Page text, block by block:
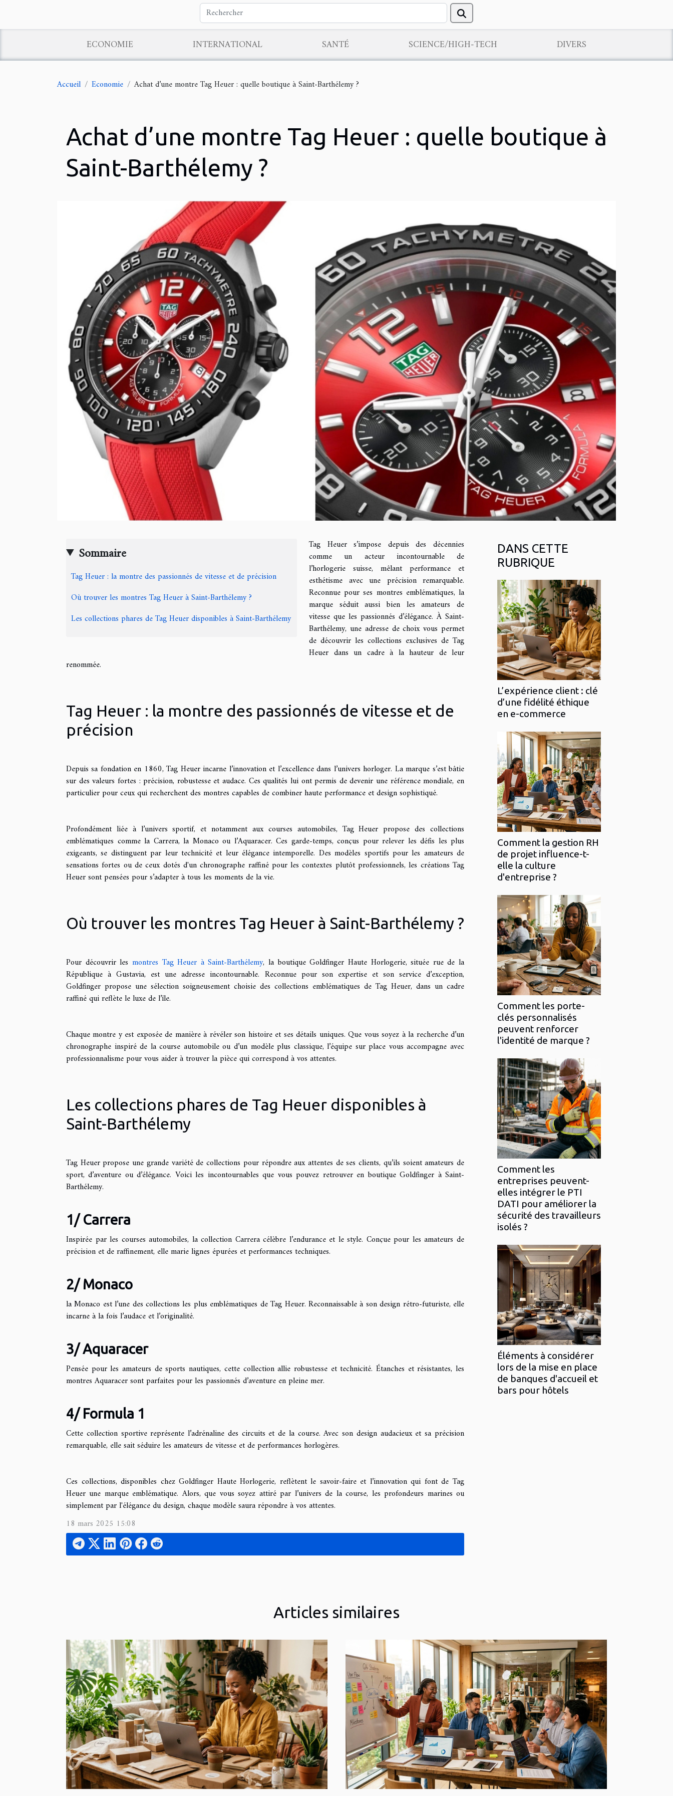
ECONOMIE INTERNATIONAL SANTÉ SCIENCE/HIGH-TECH DIVERS
Accueil Economie Achat d’une montre Tag Heuer : quelle boutique à Saint-Barthélemy ?
Achat d’une montre Tag Heuer : quelle boutique à
Saint-Barthélemy ?
Sommaire
Tag Heuer : la montre des passionnés de vitesse et de précision
Où trouver les montres Tag Heuer à Saint-Barthélemy ?
Les collections phares de Tag Heuer disponibles à Saint-Barthélemy
Tag Heuer s’impose depuis des décennies
comme un acteur incontournable de
l’horlogerie suisse, mêlant performance et
esthétisme avec une précision remarquable.
Reconnue pour ses montres emblématiques, la
marque séduit aussi bien les amateurs de
vitesse que les passionnés d’élégance. À Saint-
Barthélemy, une adresse de choix vous permet
de découvrir les collections exclusives de Tag
Heuer dans un cadre à la hauteur de leur
renommée.
Tag Heuer : la montre des passionnés de vitesse et de
précision
Depuis sa fondation en 1860, Tag Heuer incarne l’innovation et l’excellence dans l’univers horloger. La marque s’est bâtie
sur des valeurs fortes : précision, robustesse et audace. Ces qualités lui ont permis de devenir une référence mondiale, en
particulier pour ceux qui recherchent des montres capables de combiner haute performance et design sophistiqué.
Profondément liée à l’univers sportif, et notamment aux courses automobiles, Tag Heuer propose des collections
emblématiques comme la Carrera, la Monaco ou l’Aquaracer. Ces garde-temps, conçus pour relever les défis les plus
exigeants, se distinguent par leur technicité et leur élégance intemporelle. Des modèles sportifs pour les amateurs de
sensations fortes ou de ceux dotés d'un chronographe raffiné pour les contextes plutôt professionnels, les créations Tag
Heuer sont pensées pour s’adapter à tous les moments de la vie.
Où trouver les montres Tag Heuer à Saint-Barthélemy ?
Pour découvrir les montres Tag Heuer à Saint-Barthélemy, la boutique Goldfinger Haute Horlogerie, située rue de la
République à Gustavia, est une adresse incontournable. Reconnue pour son expertise et son service d’exception,
Goldfinger propose une sélection soigneusement choisie des collections emblématiques de Tag Heuer, dans un cadre
raffiné qui reflète le luxe de l’île.
Chaque montre y est exposée de manière à révéler son histoire et ses détails uniques. Que vous soyez à la recherche d’un
chronographe inspiré de la course automobile ou d’un modèle plus classique, l’équipe sur place vous accompagne avec
professionnalisme pour vous aider à trouver la pièce qui correspond à vos attentes.
Les collections phares de Tag Heuer disponibles à
Saint-Barthélemy
Tag Heuer propose une grande variété de collections pour répondre aux attentes de ses clients, qu’ils soient amateurs de
sport, d’aventure ou d’élégance. Voici les incontournables que vous pouvez retrouver en boutique Goldfinger à Saint-
Barthélemy.
1/ Carrera
Inspirée par les courses automobiles, la collection Carrera célèbre l’endurance et le style. Conçue pour les amateurs de
précision et de raffinement, elle marie lignes épurées et performances techniques.
2/ Monaco
la Monaco est l’une des collections les plus emblématiques de Tag Heuer. Reconnaissable à son design rétro-futuriste, elle
incarne à la fois l’audace et l’originalité.
3/ Aquaracer
Pensée pour les amateurs de sports nautiques, cette collection allie robustesse et technicité. Étanches et résistantes, les
montres Aquaracer sont parfaites pour les passionnés d’aventure en pleine mer.
4/ Formula 1
Cette collection sportive représente l’adrénaline des circuits et de la course. Avec son design audacieux et sa précision
remarquable, elle sait séduire les amateurs de vitesse et de performances horlogères.
Ces collections, disponibles chez Goldfinger Haute Horlogerie, reflètent le savoir-faire et l’innovation qui font de Tag
Heuer une marque emblématique. Alors, que vous soyez attiré par l’univers de la course, les profondeurs marines ou
simplement par l'élégance du design, chaque modèle saura répondre à vos attentes.
18 mars 2025 15:08
DANS CETTE
RUBRIQUE
L’expérience client : clé
d’une fidélité éthique
en e-commerce
Comment la gestion RH
de projet influence-t-
elle la culture
d'entreprise ?
Comment les porte-
clés personnalisés
peuvent renforcer
l'identité de marque ?
Comment les
entreprises peuvent-
elles intégrer le PTI
DATI pour améliorer la
sécurité des travailleurs
isolés ?
Éléments à considérer
lors de la mise en place
de banques d'accueil et
bars pour hôtels
Articles similaires